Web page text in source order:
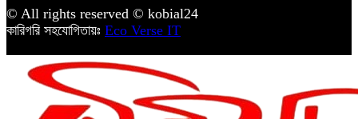
© All rights reserved © kobial24
কারিগরি সহযোগিতায়ঃ Eco Verse IT